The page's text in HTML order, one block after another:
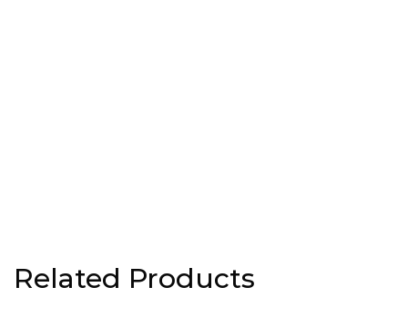
Related Products